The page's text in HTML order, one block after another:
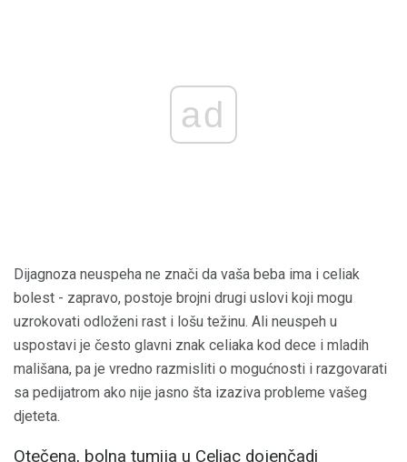
ad
Dijagnoza neuspeha ne znači da vaša beba ima i celiak
bolest - zapravo, postoje brojni drugi uslovi koji mogu
uzrokovati odloženi rast i lošu težinu. Ali neuspeh u
uspostavi je često glavni znak celiaka kod dece i mladih
mališana, pa je vredno razmisliti o mogućnosti i razgovarati
sa pedijatrom ako nije jasno šta izaziva probleme vašeg
djeteta.
Otečena, bolna tumija u Celiac dojenčadi